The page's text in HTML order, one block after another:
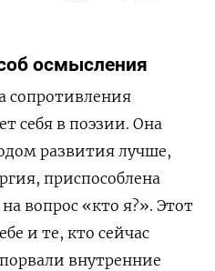
осмысления
сопротивления
себя в поэзии. Она
развития лучше,
приспособлена
вопрос «кто я?». Этот
и те, кто сейчас
внутренние